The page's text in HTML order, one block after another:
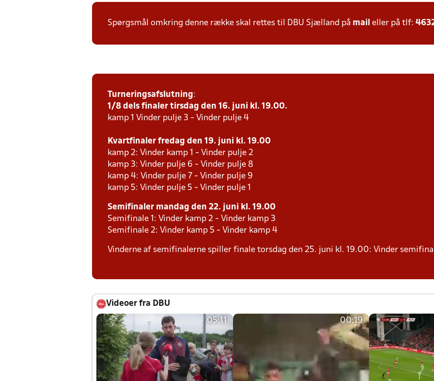
Spørgsmål omkring denne række skal rettes til DBU Sjælland på mail eller på tlf:
Turneringsafslutning:
1/8 dels finaler tirsdag den 16. juni kl. 19.00.
kamp 1 Vinder pulje 3 - Vinder pulje 4
Kvartfinaler fredag den 19. juni kl. 19.00
kamp 2: Vinder kamp 1 - Vinder pulje 2
kamp 3: Vinder pulje 6 - Vinder pulje 8
kamp 4: Vinder pulje 7 - Vinder pulje 9
kamp 5: Vinder pulje 5 - Vinder pulje 1
Semifinaler mandag den 22. juni kl. 19.00
Semifinale 1: Vinder kamp 2 - Vinder kamp 3
Semifinale 2: Vinder kamp 5 - Vinder kamp 4
Vinderne af semifinalerne spiller finale torsdag den 25. juni kl. 19.00: Vinder
Videoer fra DBU
05:11 00:19